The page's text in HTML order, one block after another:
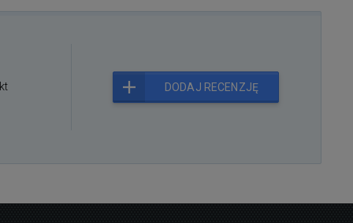
DODAJ RECENZJĘ